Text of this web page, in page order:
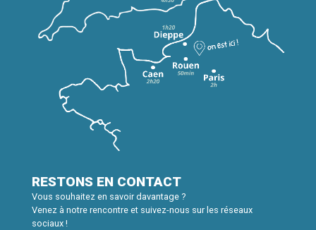
RESTONS EN CONTACT
Vous souhaitez en savoir davantage ?
Venez à notre rencontre et suivez-nous sur les réseaux
sociaux !